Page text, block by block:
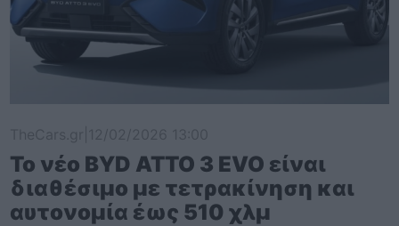
Το νέο BYD ATTO 3 EVO είναι
διαθέσιμο με τετρακίνηση και
αυτονομία έως 510 χλμ